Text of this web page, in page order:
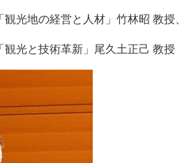
光地の経営と人材」竹林昭 教授
光と技術革新」尾久土正己 教授